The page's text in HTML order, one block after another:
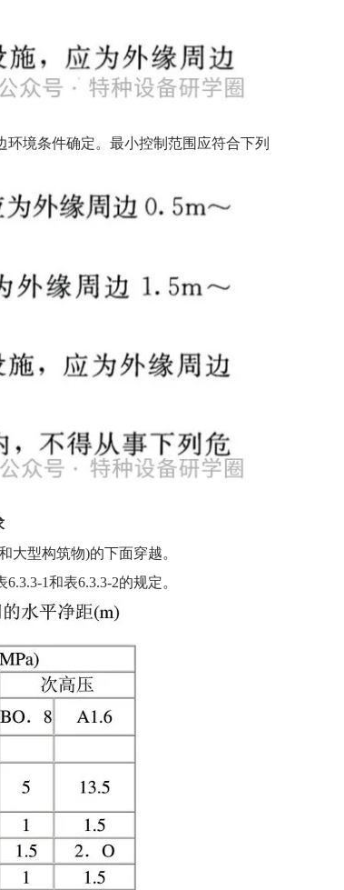
境条件确定。最小控制范围应符合下列
型构筑物)的下面穿越。
1和表6.3.3-2的规定。